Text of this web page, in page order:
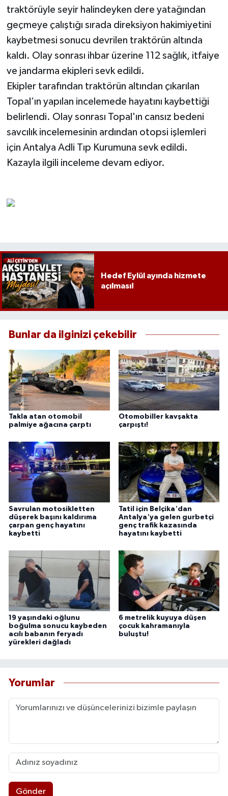
traktörüyle seyir halindeyken dere yatağından
geçmeye çalıştığı sırada direksiyon hakimiyetini
kaybetmesi sonucu devrilen traktörün altında
kaldı. Olay sonrası ihbar üzerine 112 sağlık, itfaiye
ve jandarma ekipleri sevk edildi.
Ekipler tarafından traktörün altından çıkarılan
Topal’ın yapılan incelemede hayatını kaybettiği
belirlendi. Olay sonrası Topal'ın cansız bedeni
savcılık incelemesinin ardından otopsi işlemleri
için Antalya Adli Tıp Kurumuna sevk edildi.
Kazayla ilgili inceleme devam ediyor.
Hedef Eylül ayında hizmete
açılması!
Bunlar da ilginizi çekebilir
Takla atan otomobil
palmiye ağacına çarptı
Otomobiller kavşakta
çarpıştı!
Savrulan motosikletten
düşerek başını kaldırıma
çarpan genç hayatını
kaybetti
Tatil için Belçika'dan
Antalya'ya gelen gurbetçi
genç trafik kazasında
hayatını kaybetti
19 yaşındaki oğlunu
boğulma sonucu kaybeden
acılı babanın feryadı
yürekleri dağladı
6 metrelik kuyuya düşen
çocuk kahramanıyla
buluştu!
Yorumlar
Gönder